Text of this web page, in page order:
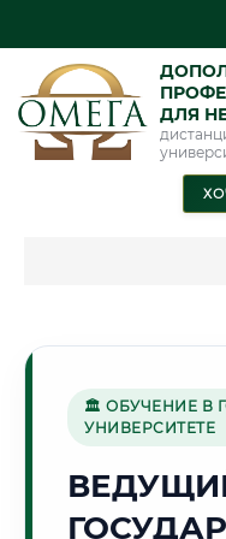
ДЛЯ
🏛 ОБУЧЕНИЕ В
УНИВЕРСИТЕТЕ